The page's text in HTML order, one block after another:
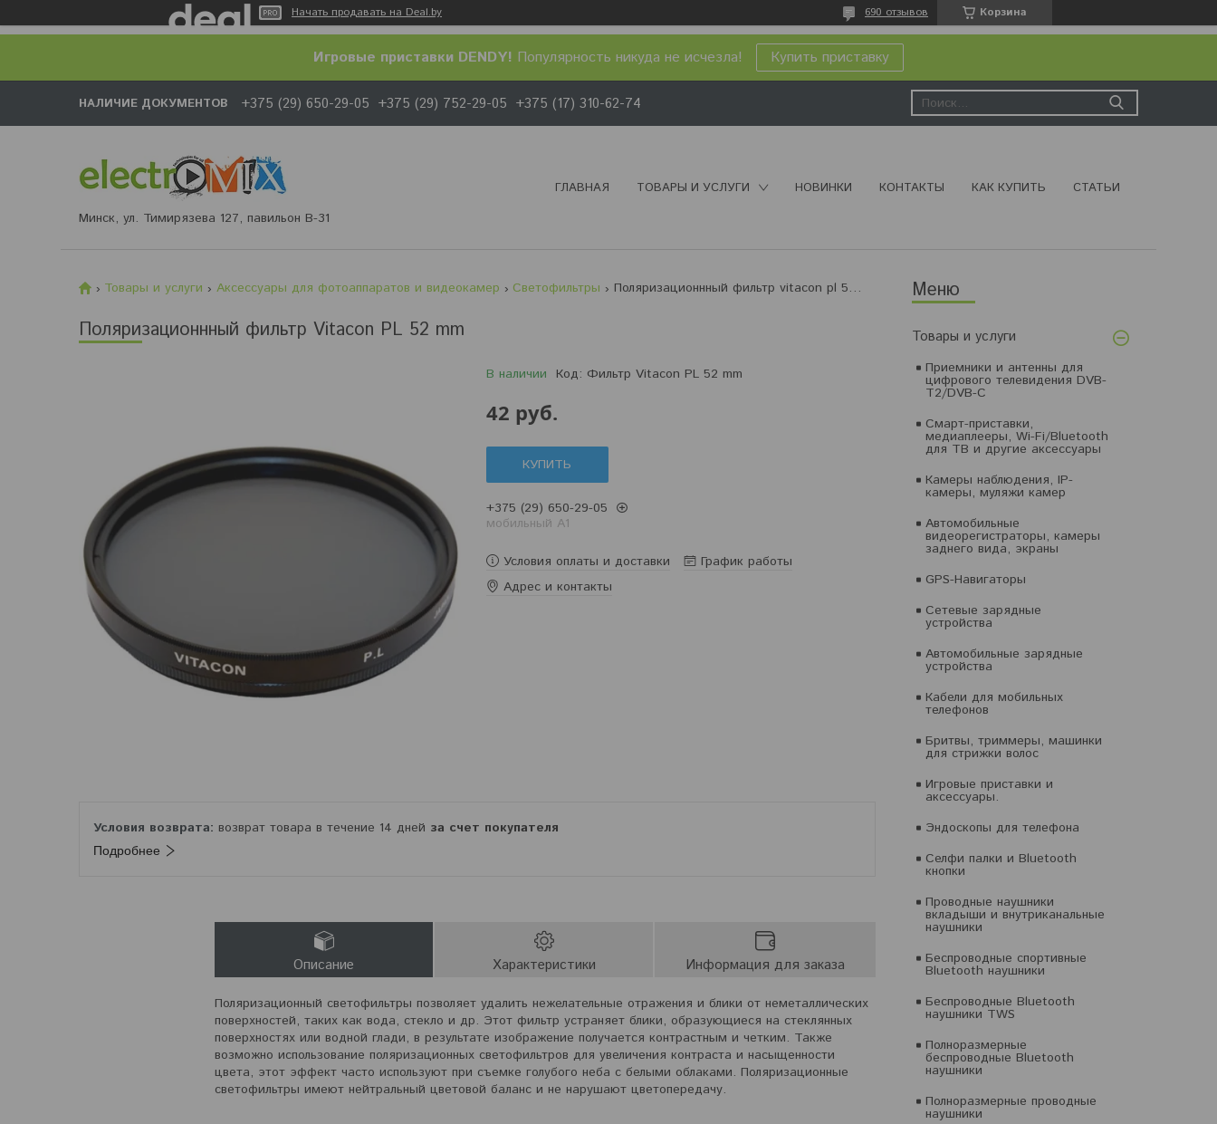
Начать продавать на Deal.by Корзина
690 отзывов
Игровые приставки DENDY! Популярность никуда не исчезла! Купить приставку
НАЛИЧИЕ ДОКУМЕНТОВ +375 (29) 650-29-05 +375 (29) 752-29-05 +375 (17) 310-62-74
Минск, ул. Тимирязева 127, павильон В-31
ГЛАВНАЯ ТОВАРЫ И УСЛУГИ НОВИНКИ КОНТАКТЫ КАК КУПИТЬ СТАТЬИ
Товары и услуги
Приемники и антенны для
цифрового телевидения DVB-
T2/DVB-C
Смарт-приставки,
медиаплееры, Wi-Fi/Bluetooth
для ТВ и другие аксессуары
Камеры наблюдения, IP-
камеры, муляжи камер
Автомобильные
видеорегистраторы, камеры
заднего вида, экраны
GPS-Навигаторы
Сетевые зарядные
устройства
Автомобильные зарядные
устройства
Кабели для мобильных
телефонов
Бритвы, триммеры, машинки
для стрижки волос
Игровые приставки и
аксессуары.
Эндоскопы для телефона
Селфи палки и Bluetooth
кнопки
Проводные наушники
вкладыши и внутриканальные
наушники
Беспроводные спортивные
Bluetooth наушники
Беспроводные Bluetooth
наушники TWS
Полноразмерные
беспроводные Bluetooth
наушники
Полноразмерные проводные
наушники
Товары и услуги Аксессуары для фотоаппаратов и видеокамер Светофильтры Поляризационнный фильтр vitacon pl 52 mm
Поляризационнный фильтр Vitacon PL 52 mm
В наличии Код: Фильтр Vitacon PL 52 mm
42 руб.
КУПИТЬ
+375 (29) 650-29-05
мобильный A1
Условия оплаты и доставки
График работы
Адрес и контакты
возврат товара в течение 14 дней за счет покупателя
Подробнее
Описание Характеристики Информация для заказа
Поляризационный светофильтры позволяет удалить нежелательные отражения и блики от неметаллических
поверхностей, таких как вода, стекло и др. Этот фильтр устраняет блики, образующиеся на стеклянных
поверхностях или водной глади, в результате изображение получается контрастным и четким. Также
возможно использование поляризационных светофильтров для увеличения контраста и насыщенности
цвета, этот эффект часто используют при съемке голубого неба с белыми облаками. Поляризационные
светофильтры имеют нейтральный цветовой баланс и не нарушают цветопередачу.